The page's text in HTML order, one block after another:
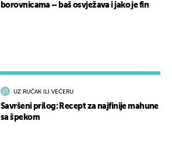
UZ RUČAK ILI VEČERU
Savršeni prilog: Recept za najfinije mahune
sa špekom
borovnicama – baš osvježava i jako je fin